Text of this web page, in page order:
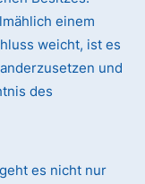
einem
weicht, ist es
und
des
es nicht nur